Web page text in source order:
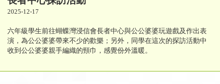
2025-12-17
六年級學生前往蝴蝶灣浸信會長者中心與公公婆婆玩遊戲及作出表
演，為公公婆婆帶來不少的歡樂；另外，同學在這次的探訪活動中
收到公公婆婆親手編織的頸巾，感覺份外溫暖。